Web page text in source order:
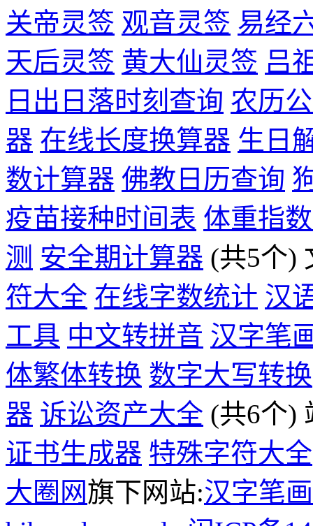
关帝灵签 观音灵签 易经
天后灵签 黄大仙灵签 吕
日出日落时刻查询 农历
器 在线长度换算器 生日
数计算器 佛教日历查询
疫苗接种时间表 体重指
测 安全期计算器 (共5个)
符大全 在线字数统计 汉
工具 中文转拼音 汉字笔
体繁体转换 数字大写转换
器 诉讼资产大全 (共6个)
证书生成器 特殊字符大全
大圈网旗下网站:汉字笔